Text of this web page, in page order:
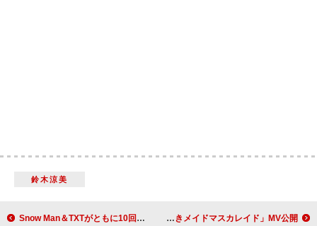
鈴木涼美
Snow Man＆TXTがともに10回目の総合首位、乃木坂3作ぶり快挙、Ado×宮本浩次×まふまふがコラボ：今週の邦楽まとめニュース 超学生、新曲「しゅきしゅきメイドマスカレイド」MV公開